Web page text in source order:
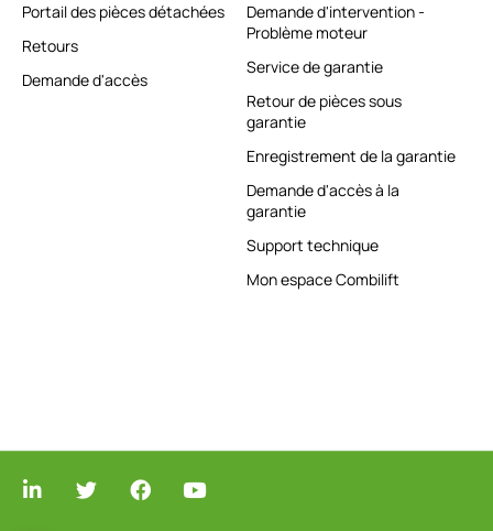
Portail des pièces détachées
Retours
Demande d'accès
Demande d'intervention -
Problème moteur
Service de garantie
Retour de pièces sous
garantie
Enregistrement de la garantie
Demande d'accès à la
garantie
Support technique
Mon espace Combilift